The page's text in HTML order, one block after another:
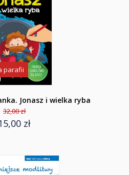
parafii
Jonasz i wielka ryba
32,00 zł
zł